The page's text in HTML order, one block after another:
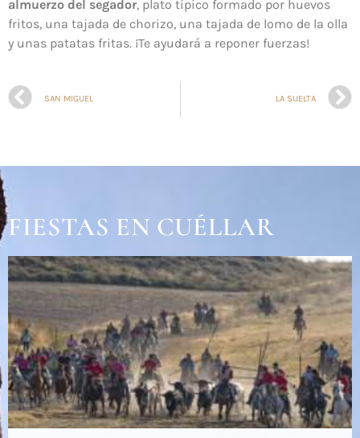
almuerzo del segador, plato típico formado por huevos
fritos, una tajada de chorizo, una tajada de lomo de la olla
y unas patatas fritas. ¡Te ayudará a reponer fuerzas!
SAN MIGUEL LA SUELTA
FIESTAS EN CUÉLLAR